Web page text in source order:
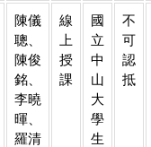
陳儀
聰、
陳俊
銘、
李曉
暉、
羅清
線
上
授
課
國
立
中
山
大
學
生
不
可
認
抵